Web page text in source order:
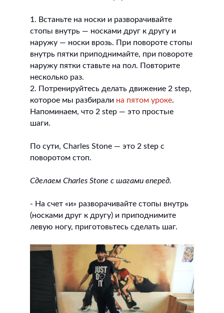
1. Встаньте на носки и разворачивайте
стопы внутрь — носками друг к другу и
наружу — носки врозь. При повороте стопы
внутрь пятки приподнимайте, при повороте
наружу пятки ставьте на пол. Повторите
несколько раз.
2. Потренируйтесь делать движение 2 step,
которое мы разбирали на пятом уроке.
Напоминаем, что 2 step — это простые
шаги.
По сути, Charles Stone — это 2 step с
поворотом стоп.
Сделаем Charles Stone с шагами вперед.
- На счет «и» разворачивайте стопы внутрь
(носками друг к другу) и приподнимите
левую ногу, приготовьтесь сделать шаг.